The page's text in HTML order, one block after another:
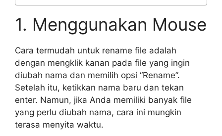
1. Menggunakan Mouse
Cara termudah untuk rename file adalah
dengan mengklik kanan pada file yang ingin
diubah nama dan memilih opsi “Rename”.
Setelah itu, ketikkan nama baru dan tekan
enter. Namun, jika Anda memiliki banyak file
yang perlu diubah nama, cara ini mungkin
terasa menyita waktu.